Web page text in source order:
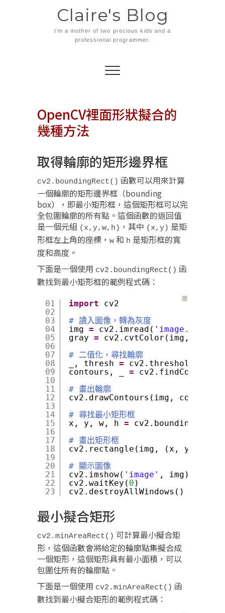
Claire's Blog
I'm a mother of two precious kids and a
professional programmer.
OpenCV裡面形狀擬合的
幾種方法
取得輪廓的矩形邊界框
cv2.boundingRect() 函數可以用來計算
一個輪廓的矩形邊界框（bounding
box），即最小矩形框，這個矩形框可以完
全包圍輪廓的所有點。這個函數的返回值
是一個元組 (x,y,w,h) ，其中 (x,y) 是矩
形框左上角的座標， w 和 h 是矩形框的寬
度和高度。
下面是一個使用 cv2.boundingRect() 函
數找到最小矩形框的範例程式碼：
？
01
02
03
04
05
06
07
08
09
10
11
12
13
14
15
16
17
18
19
20
21
22
23
import
cv2
# 讀入圖像，轉為灰度
img = cv2.imread( 'image.jpg'
gray =
cv2.cvtColor(img,
# 二值化，尋找輪廓
_, thresh =
contours, _ =
# 畫出輪廓
cv2.drawContours(img,
# 尋找最小矩形框
x, y, w, h =
# 畫出矩形框
cv2.rectangle(img, (x, y), (x
# 顯示圖像
cv2.imshow( 'image' , img)
cv2.waitKey( 0 )
cv2.destroyAllWindows()
最小擬合矩形
cv2.minAreaRect() 可計算最小擬合矩
形，這個函數會將給定的輪廓點集擬合成
一個矩形，這個矩形具有最小面積，可以
包圍住所有的輪廓點。
下面是一個使用 cv2.minAreaRect() 函
數找到最小擬合矩形的範例程式碼：